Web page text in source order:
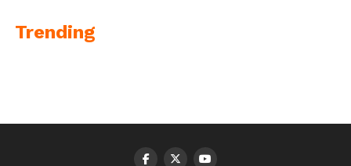
Trending